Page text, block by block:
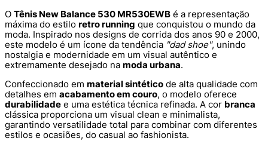
O Tênis New Balance 530 MR530EWB é a representação
máxima do estilo retro running que conquistou o mundo da
moda. Inspirado nos designs de corrida dos anos 90 e 2000,
este modelo é um ícone da tendência "dad shoe", unindo
nostalgia e modernidade em um visual autêntico e
extremamente desejado na moda urbana.
Confeccionado em material sintético de alta qualidade com
detalhes em acabamento em couro, o modelo oferece
durabilidade e uma estética técnica refinada. A cor branca
clássica proporciona um visual clean e minimalista,
garantindo versatilidade total para combinar com diferentes
estilos e ocasiões, do casual ao fashionista.